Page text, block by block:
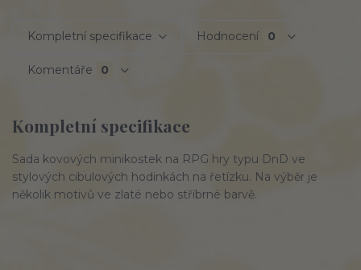
Kompletní specifikace Hodnocení 0
Komentáře 0
Kompletní specifikace
Sada kovových minikostek na RPG hry typu DnD ve
stylových cibulových hodinkách na řetízku. Na výběr je
několik motivů ve zlaté nebo stříbrné barvě.